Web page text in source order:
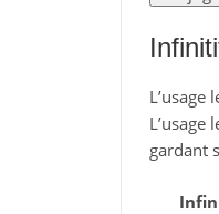
gardant